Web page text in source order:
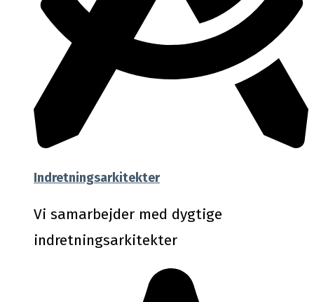
Indretningsarkitekter
Vi samarbejder med dygtige
indretningsarkitekter